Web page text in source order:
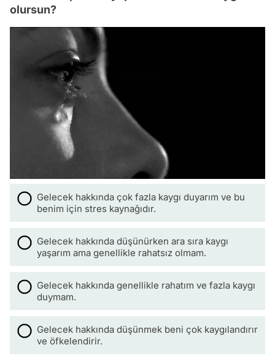
olursun?
Gelecek hakkında çok fazla kaygı duyarım ve bu
benim için stres kaynağıdır.
Gelecek hakkında düşünürken ara sıra kaygı
yaşarım ama genellikle rahatsız olmam.
Gelecek hakkında genellikle rahatım ve fazla kaygı
duymam.
Gelecek hakkında düşünmek beni çok kaygılandırır
ve öfkelendirir.